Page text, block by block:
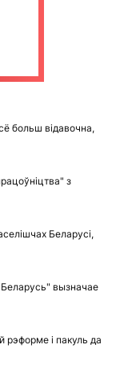
больш відавочна,
з
Беларусі,
вызначае
рэформе і пакуль да